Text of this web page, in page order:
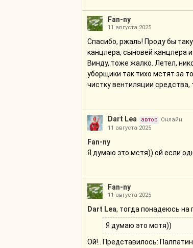
Fan-ny
11 августа 2025
Спасибо, ржаль! Проду бы
канцлера, сыновей канцлера
Винду, тоже жалко. Летел,
уборщики так тихо мстят за
чистку вентиляции средства,
Dart Lea автор
Онлайн
11 августа 2025
Fan-ny
Я думаю это мстя)) ой если
Fan-ny
11 августа 2025
Dart Lea, тогда понадеюсь на
Я думаю это мстя))
Ой!.. Представилось: